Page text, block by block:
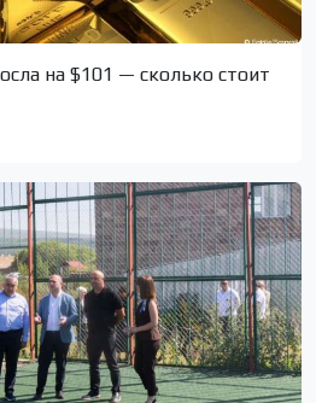
на $101 — сколько стоит